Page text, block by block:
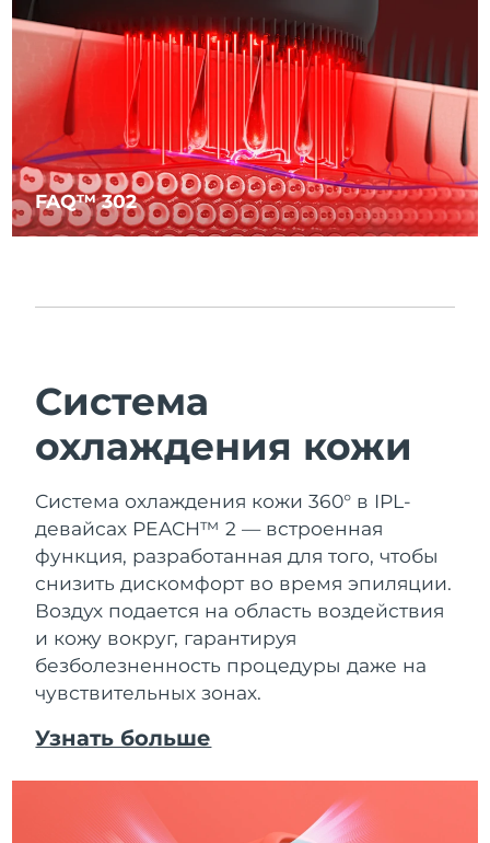
FAQ™ 302
Система
охлаждения кожи
Система охлаждения кожи 360° в IPL-
девайсах PEACH™ 2 — встроенная
функция, разработанная для того, чтобы
снизить дискомфорт во время эпиляции.
Воздух подается на область воздействия
и кожу вокруг, гарантируя
безболезненность процедуры даже на
чувствительных зонах.
Узнать больше